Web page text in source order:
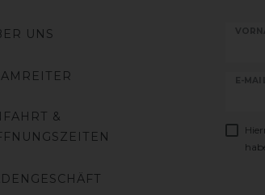
UNS
&
E-